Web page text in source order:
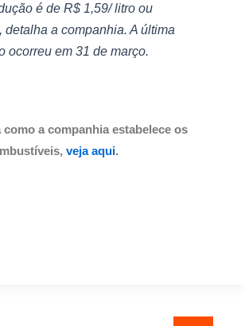
é de R$ 1,59/ litro ou
detalha a companhia. A última
ocorreu em 31 de março.
como a companhia estabelece os
veja aqui.